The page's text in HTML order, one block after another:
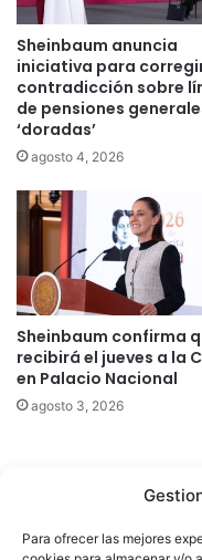
Para ofrecer las mejores
Sheinbaum anuncia
iniciativa para
contradicción sobre
de pensiones
‘doradas’
agosto 4, 2026
Sheinbaum confirma
recibirá el jueves a la
en Palacio Nacional
agosto 3, 2026